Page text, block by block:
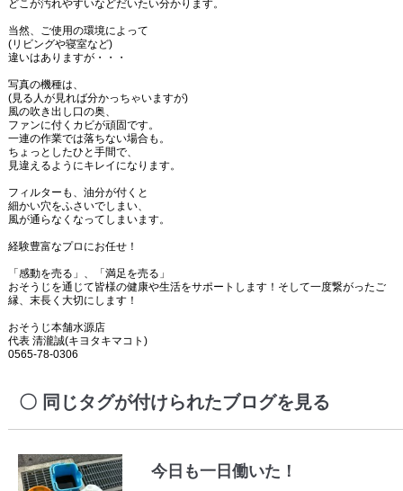
どこが汚れやすいなどだいたい分かります。
当然、ご使用の環境によって
(リビングや寝室など)
違いはありますが・・・
写真の機種は、
(見る人が見れば分かっちゃいますが)
風の吹き出し口の奥、
ファンに付くカビが頑固です。
一連の作業では落ちない場合も。
ちょっとしたひと手間で、
見違えるようにキレイになります。
フィルターも、油分が付くと
細かい穴をふさいでしまい、
風が通らなくなってしまいます。
経験豊富なプロにお任せ！
「感動を売る」、「満足を売る」
おそうじを通じて皆様の健康や生活をサポートします！そして一度繋がったご
縁、末長く大切にします！
おそうじ本舗水源店
代表 清瀧誠(キヨタキマコト)
0565-78-0306
同じタグが付けられたブログを見る
今日も一日働いた！